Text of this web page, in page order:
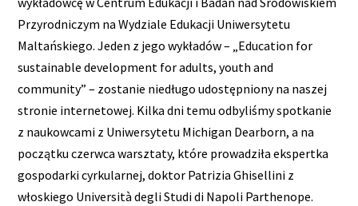
Przyrodniczym na Wydziale Edukacji Uniwersytetu
Maltańskiego. Jeden z jego wykładów – „Education for
sustainable development for adults, youth and
community” – zostanie niedługo udostępniony na naszej
stronie internetowej. Kilka dni temu odbyliśmy spotkanie
z naukowcami z Uniwersytetu Michigan Dearborn, a na
początku czerwca warsztaty, które prowadziła ekspertka
gospodarki cyrkularnej, doktor Patrizia Ghisellini z
włoskiego Università degli Studi di Napoli Parthenope.